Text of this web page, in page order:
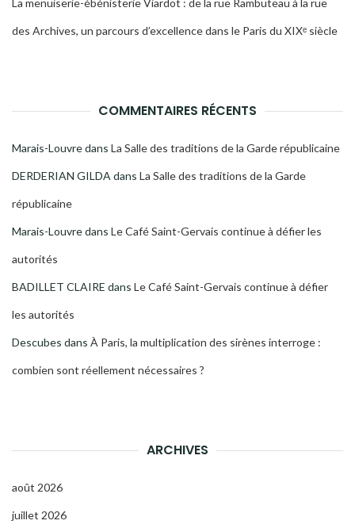
La menuiserie-ébénisterie Viardot : de la rue Rambuteau à la rue
des Archives, un parcours d’excellence dans le Paris du XIXᵉ siècle
COMMENTAIRES RÉCENTS
Marais-Louvredans La Salle des traditions de la Garde républicaine
DERDERIAN GILDA dans La Salle des traditions de la Garde
républicaine
Marais-Louvredans Le Café Saint-Gervais continue à défier les
autorités
BADILLET CLAIRE dans Le Café Saint-Gervais continue à défier
les autorités
Descubes dans À Paris, la multiplication des sirènes interroge :
combien sont réellement nécessaires ?
ARCHIVES
août 2026
juillet 2026